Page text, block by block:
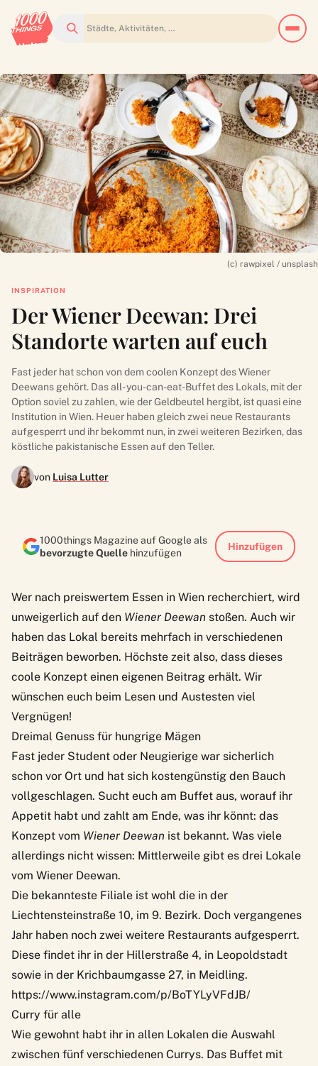
Suchen
(c) rawpixel / unsplash
INSPIRATION
Der Wiener Deewan: Drei
Standorte warten auf euch
Fast jeder hat schon von dem coolen Konzept des Wiener
Deewans gehört. Das all- you-can-eat-Buffet des Lokals, mit der
Option soviel zu zahlen, wie der Geldbeutel hergibt, ist quasi eine
Institution in Wien. Heuer haben gleich zwei neue Restaurants
aufgesperrt und ihr bekommt nun, in zwei weiteren Bezirken, das
köstliche pakistanische Essen auf den Teller.
von Luisa Lutter
1000things Magazine auf Google als
bevorzugte Quelle hinzufügen
Hinzufügen
Wer nach preiswertem Essen in Wien recherchiert, wird
unweigerlich auf den Wiener Deewan stoßen. Auch wir
haben das Lokal bereits mehrfach in verschiedenen
Beiträgen beworben. Höchste zeit also, dass dieses
coole Konzept einen eigenen Beitrag erhält. Wir
wünschen euch beim Lesen und Austesten viel
Vergnügen!
Dreimal Genuss für hungrige Mägen
Fast jeder Student oder Neugierige war sicherlich
schon vor Ort und hat sich kostengünstig den Bauch
vollgeschlagen. Sucht euch am Buffet aus, worauf ihr
Appetit habt und zahlt am Ende, was ihr könnt: das
Konzept vom Wiener Deewan ist bekannt. Was viele
allerdings nicht wissen: Mittlerweile gibt es drei Lokale
vom Wiener Deewan.
Die bekannteste Filiale ist wohl die in der
Liechtensteinstraße 10, im 9. Bezirk. Doch vergangenes
Jahr haben noch zwei weitere Restaurants aufgesperrt.
Diese findet ihr in der Hillerstraße 4, in Leopoldstadt
sowie in der Krichbaumgasse 27, in Meidling.
https://www.instagram.com/p/BoTYLyVFdJB/
Curry für alle
Wie gewohnt habt ihr in allen Lokalen die Auswahl
zwischen fünf verschiedenen Currys. Das Buffet mit